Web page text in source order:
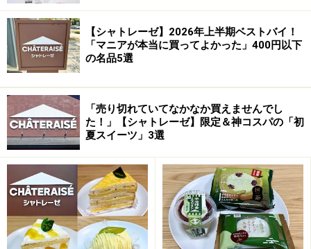
まずご紹介するのは、「瀬戸内レモンとはちみつのクレ
ープケーキ」453円（税込）です。
瀬戸内レモンを使用したレモンソースとレモンクリー
ム、レモン果皮砂糖漬け入りレモンカード（イギリス発
祥のジャムのようなもの）に、バニラ風味のクレープ皮
とはちみつクリームを重ねた多層仕立てのケーキです。
バニラ風味クレープのおいしさに、レモンの爽やかな味わい
とはちみつの甘い風味が広がります
【シャトレーゼ】2026年上半期ベストバイ！
「マニアが本当に買ってよかった」400円以下
の名品5選
「売り切れていてなかなか買えませんでし
た！」【シャトレーゼ】限定＆神コスパの「初
夏スイーツ」3選